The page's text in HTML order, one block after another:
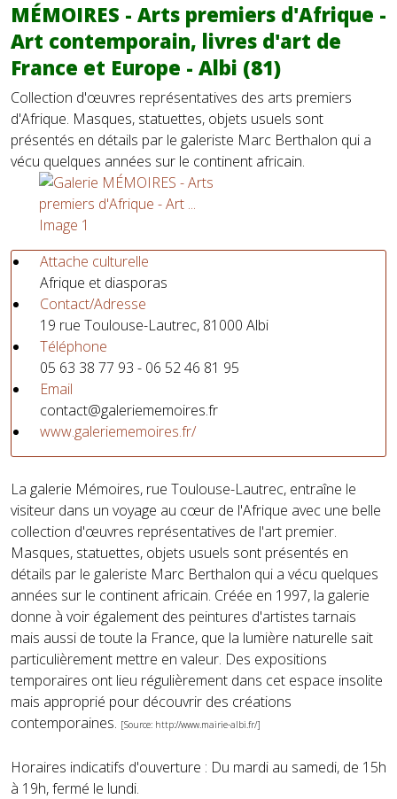
MÉMOIRES - Arts premiers d'Afrique -
Art contemporain, livres d'art de
France et Europe - Albi (81)
Collection d'œuvres représentatives des arts premiers
d'Afrique. Masques, statuettes, objets usuels sont
présentés en détails par le galeriste Marc Berthalon qui a
vécu quelques années sur le continent africain.
Attache culturelle
Afrique et diasporas
Contact/Adresse
19 rue Toulouse-Lautrec, 81000 Albi
Téléphone
05 63 38 77 93 - 06 52 46 81 95
Email
contact@galeriememoires.fr
www.galeriememoires.fr/
La galerie Mémoires, rue Toulouse-Lautrec, entraîne le
visiteur dans un voyage au cœur de l'Afrique avec une belle
collection d'œuvres représentatives de l'art premier.
Masques, statuettes, objets usuels sont présentés en
détails par le galeriste Marc Berthalon qui a vécu quelques
années sur le continent africain. Créée en 1997, la galerie
donne à voir également des peintures d'artistes tarnais
mais aussi de toute la France, que la lumière naturelle sait
particulièrement mettre en valeur. Des expositions
temporaires ont lieu régulièrement dans cet espace insolite
mais approprié pour découvrir des créations
contemporaines. [Source: http://www.mairie-albi.fr/]
Horaires indicatifs d'ouverture : Du mardi au samedi, de 15h
à 19h, fermé le lundi.